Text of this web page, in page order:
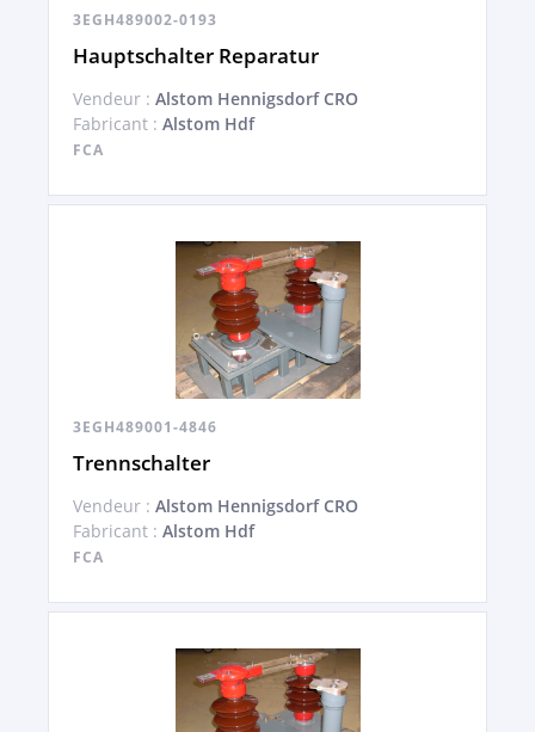
3EGH489002-0193
Hauptschalter Reparatur
Vendeur : Alstom Hennigsdorf CRO
Fabricant : Alstom Hdf
FCA
3EGH489001-4846
Trennschalter
Vendeur : Alstom Hennigsdorf CRO
Fabricant : Alstom Hdf
FCA